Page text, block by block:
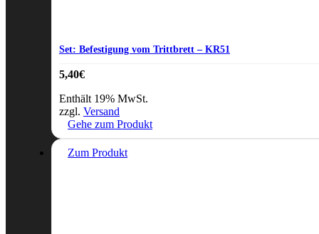
Set: Befestigung vom Trittbrett – KR51
5,40€
Enthält 19% MwSt.
zzgl. Versand
Gehe zum Produkt
Zum Produkt